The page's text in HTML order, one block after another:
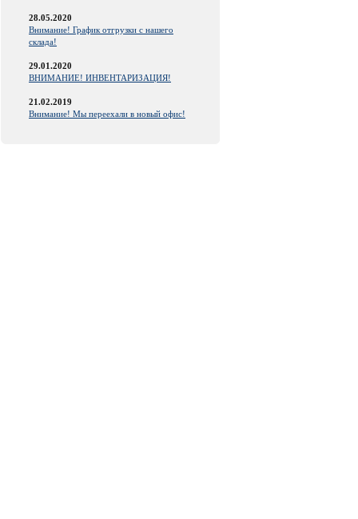
28.05.2020
Внимание! График отгрузки с нашего
склада!
29.01.2020
ВНИМАНИЕ! ИНВЕНТАРИЗАЦИЯ!
21.02.2019
Внимание! Мы переехали в новый офис!